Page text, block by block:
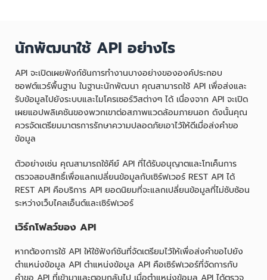
นักพัฒนาใช้ API อย่างไร
API จะเปิดเผยฟังก์ชันการทำงานบางอย่างขององค์ประกอบ
ซอฟต์แวร์พื้นฐาน ในฐานะนักพัฒนา คุณสามารถใช้ API เพื่อส่งและ
รับข้อมูลไปยังระบบและไมโครเซอร์วิสต่างๆ ได้ เนื่องจาก API จะเปิด
เผยแอปพลิเคชันของพวกเขาต่อสภาพแวดล้อมภายนอก ดังนั้นคุณ
ควรจัดเตรียมมาตรการรักษาความปลอดภัยเอาไว้ให้ดีเมื่อส่งคำขอ
ข้อมูล
ตัวอย่างเช่น คุณสามารถใช้คีย์ API ที่ได้รับอนุญาตและโทเค็นการ
ตรวจสอบสิทธิ์เพื่อแลกเปลี่ยนข้อมูลกับเซิร์ฟเวอร์ REST API ได้
REST API คือบริการ API ยอดนิยมที่จะแลกเปลี่ยนข้อมูลที่ไม่ซับซ้อน
ระหว่างเว็บไคลเอ็นต์และเซิร์ฟเวอร์
เวิร์กโฟลว์ของ API
หากต้องการใช้ API ให้ใช้ฟังก์ชันที่จัดเตรียมไว้ให้เพื่อส่งคำขอไปยัง
ตำแหน่งข้อมูล API ตำแหน่งข้อมูล API คือเซิร์ฟเวอร์ที่จัดการกับ